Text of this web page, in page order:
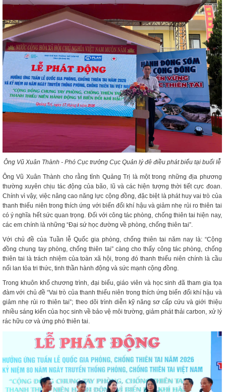
Ông Vũ Xuân Thành - Phó Cục trưởng Cục Quản lý đê điều phát biểu tại buổi lễ
Ông Vũ Xuân Thành cho rằng tỉnh Quảng Trị là một trong những địa phương
thường xuyên chịu tác động của bão, lũ và các hiện tượng thời tiết cực đoan.
Chính vì vậy, việc nâng cao năng lực cộng đồng, đặc biệt là phát huy vai trò của
thanh thiếu niên trong thích ứng với biến đổi khí hậu và giảm nhẹ rủi ro thiên tai
có ý nghĩa hết sức quan trọng. Đối với công tác phòng, chống thiên tai hiện nay,
các em chính là những “Đại sứ học đường về phòng, chống thiên tai”.
Với chủ đề của Tuần lễ Quốc gia phòng, chống thiên tai năm nay là: “Cộng
đồng chung tay phòng, chống thiên tai” càng cho thấy công tác phòng, chống
thiên tai là trách nhiệm của toàn xã hội, trong đó thanh thiếu niên chính là cầu
nối lan tỏa tri thức, tinh thần hành động và sức mạnh cộng đồng.
Trong khuôn khổ chương trình, đại biểu, giáo viên và học sinh đã tham gia tọa
đàm với chủ đề “Vai trò của thanh thiếu niên trong thích ứng biến đổi khí hậu và
giảm nhẹ rủi ro thiên tai”; theo dõi trình diễn kỹ năng sơ cấp cứu và giới thiệu
nhiều sáng kiến của học sinh về bảo vệ môi trường, giảm phát thải carbon, xử lý
rác hữu cơ và ứng phó thiên tai.